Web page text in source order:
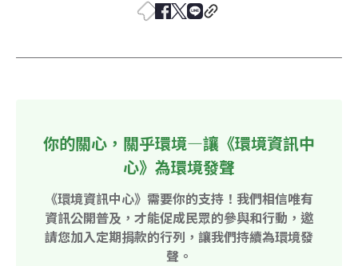
你的關心，關乎環境—讓《環境資訊中
心》為環境發聲
《環境資訊中心》需要你的支持！我們相信唯有
資訊公開普及，才能促成民眾的參與和行動，邀
請您加入定期捐款的行列，讓我們持續為環境發
聲。